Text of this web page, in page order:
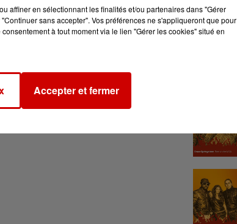
affiner en sélectionnant les finalités et/ou partenaires dans "Gérer
sans accepter". Vos préférences ne s'appliqueront que pour
à tout moment via le lien "Gérer les cookies" situé en
Accepter et fermer